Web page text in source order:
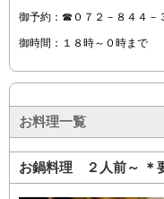
御予約：☎０７２－８４４－
御時間：１８時～０時まで
お料理一覧
お鍋料理 ２人前～ ＊